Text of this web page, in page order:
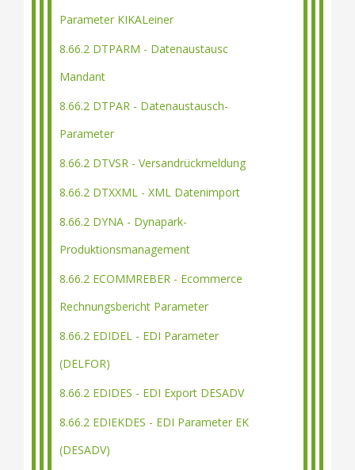
Parameter KIKALeiner
8.66.2 DTPARM - Datenaustausc
Mandant
8.66.2 DTPAR - Datenaustausch-
Parameter
8.66.2 DTVSR - Versandrückmeldung
8.66.2 DTXXML - XML Datenimport
8.66.2 DYNA - Dynapark-
Produktionsmanagement
8.66.2 ECOMMREBER - Ecommerce
Rechnungsbericht Parameter
8.66.2 EDIDEL - EDI Parameter
(DELFOR)
8.66.2 EDIDES - EDI Export DESADV
8.66.2 EDIEKDES - EDI Parameter EK
(DESADV)